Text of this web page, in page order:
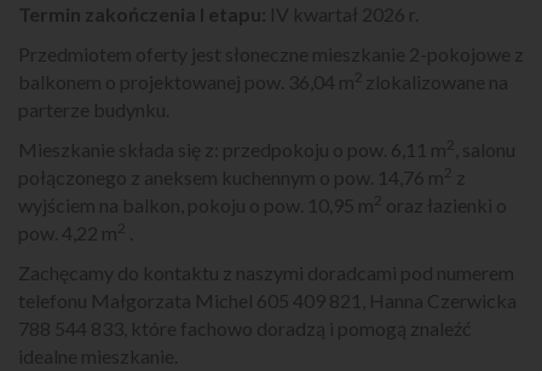
Termin zakończenia I etapu: IV kwartał 2026 r.
Przedmiotem oferty jest słoneczne mieszkanie 2-pokojowe z
balkonem o projektowanej pow. 36,04 m zlokalizowane na
parterze budynku.
Mieszkanie składa się z: przedpokoju o pow. 6,11 m
, salonu
połączonego z aneksem kuchennym o pow. 14,76 m
z
wyjściem na balkon, pokoju o pow. 10,95 m
oraz łazienki o
pow. 4,22 m
Zachęcamy do kontaktu z naszymi doradcami pod numerem
telefonu Małgorzata Michel 605 409 821, Hanna Czerwicka
788 544 833, które fachowo doradzą i pomogą znaleźć
idealne mieszkanie.